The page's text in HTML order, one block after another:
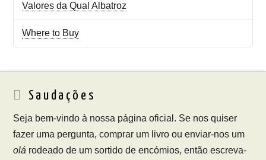
Valores da Qual Albatroz
Where to Buy
Saudações
Seja bem-vindo à nossa página oficial. Se nos quiser
fazer uma pergunta, comprar um livro ou enviar-nos um
olá rodeado de um sortido de encómios, então escreva-